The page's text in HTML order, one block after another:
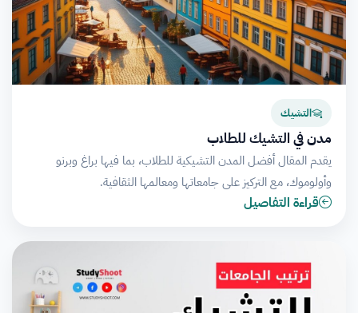
التشيك
مدن في التشيك للطلاب
يقدم المقال أفضل المدن التشيكية للطلاب، بما فيها براغ وبرنو
وأولوموك، مع التركيز على جامعاتها ومعالمها الثقافية.
قراءة التفاصيل